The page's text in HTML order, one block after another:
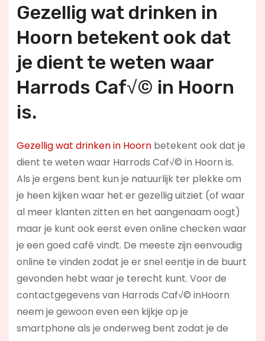
Gezellig wat drinken in
Hoorn betekent ook dat
je dient te weten waar
Harrods Caf√© in Hoorn
is.
Gezellig wat drinken in Hoornbetekent ook dat je
dient te weten waar Harrods Caf√© in Hoorn is.
Als je ergens bent kun je natuurlijk ter plekke om
je heen kijken waar het er gezellig uitziet (of waar
al meer klanten zitten en het aangenaam oogt)
maar je kunt ook eerst even online checken waar
je een goed café vindt. De meeste zijn eenvoudig
online te vinden zodat je er snel eentje in de buurt
gevonden hebt waar je terecht kunt. Voor de
contactgegevens van Harrods Caf√© inHoorn
neem je gewoon even een kijkje op je
smartphone als je onderweg bent zodat je de